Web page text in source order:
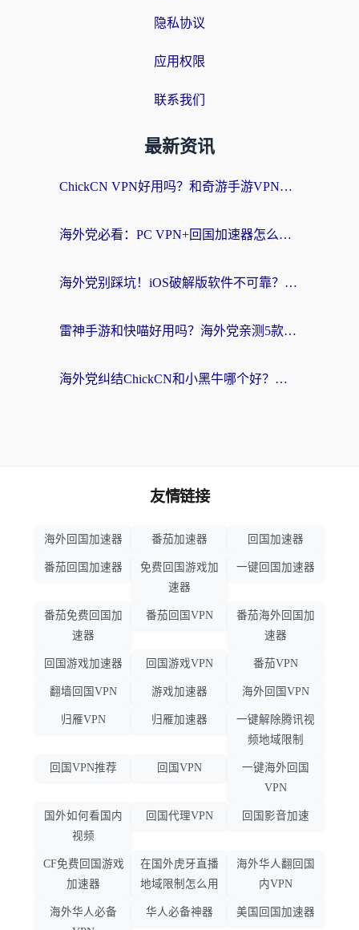
隐私协议
应用权限
联系我们
最新资讯
ChickCN VPN好用吗？和奇游手游VPN对比哪个回国效果更好？海外党亲测实用指南
海外党必看：PC VPN+回国加速器怎么选？无缝访问国内资源全攻略
海外党别踩坑！iOS破解版软件不可靠？教你选对回国加速器无缝看国内资源
雷神手游和快喵好用吗？海外党亲测5款回国加速器，附斧牛Bling对比+微信视频号解决办法
海外党纠结ChickCN和小黑牛哪个好？一篇帮你选对回国加速器的实用指南
友情链接
海外回国加速器 番茄加速器 回国加速器
番茄回国加速器
免费回国游戏加
速器
一键回国加速器
番茄免费回国加
速器
番茄回国VPN
番茄海外回国加
速器
回国游戏加速器 回国游戏VPN 番茄VPN
翻墙回国VPN 游戏加速器 海外回国VPN
归雁VPN 归雁加速器
一键解除腾讯视
频地域限制
回国VPN推荐 回国VPN
一键海外回国
VPN
国外如何看国内
视频
回国代理VPN 回国影音加速
CF免费回国游戏
加速器
在国外虎牙直播
地域限制怎么用
海外华人翻回国
内VPN
海外华人必备
华人必备神器 美国回国加速器